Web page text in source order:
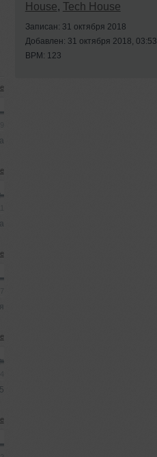
House, Tech House
Записан: 31 октября 2018
Добавлен: 31 октября 2018, 03:53
BPM: 123